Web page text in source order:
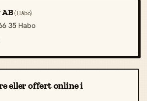
AB(Håbo)
35 Habo
eller offert online i